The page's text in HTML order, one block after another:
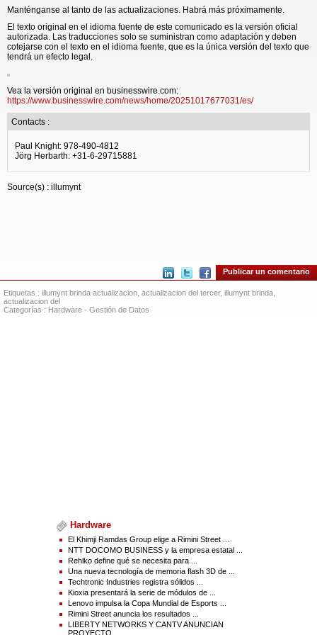
Manténganse al tanto de las actualizaciones. Habrá más próximamente.
El texto original en el idioma fuente de este comunicado es la versión oficial
autorizada. Las traducciones solo se suministran como adaptación y deben
cotejarse con el texto en el idioma fuente, que es la única versión del texto que
tendrá un efecto legal.
Vea la versión original en businesswire.com:
https://www.businesswire.com/news/home/20251017677031/es/
Contacts :
Paul Knight: 978-490-4812
Jörg Herbarth: +31-6-29715881
Source(s) : illumynt
Publicar un comentario
Etiquetas : illumynt brinda actualizacion actualizacion del tercer, illumynt brinda
actualizacion del
Categorías : Hardware - Gestión de Datos
Hardware
El Khimji Ramdas Group elige a Rimini Street ...
NTT DOCOMO BUSINESS y la empresa estatal ...
Rehlko define qué se necesita para ...
Una nueva tecnología de memoria flash 3D de ...
Techtronic Industries registra sólidos ...
Kioxia presentará la serie de módulos de ...
Lenovo impulsa la Copa Mundial de Esports ...
Rimini Street anuncia los resultados ...
LIBERTY NETWORKS Y CANTV ANUNCIAN
PROYECTO ...